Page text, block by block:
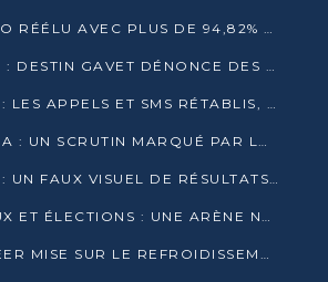
SASSOU N’GUESSO RÉÉLU AVEC PLUS DE 94,82% DES VOIX
PRÉSIDENTIELLE : DESTIN GAVET DÉNONCE DES IRRÉGULARITÉS ET REVENDIQUE LA VICTOIRE
PRÉSIDENTIELLE : LES APPELS ET SMS RÉTABLIS, INTERNET RESTE BLOQUÉ
PRÉSIDENTIELLE A : UN SCRUTIN MARQUÉ PAR LA COUPURE D’INTERNET ET UNE AFFLUENCE TIMIDE À BRAZZAVILLE
PRÉSIDENTIELLE : UN FAUX VISUEL DE RÉSULTATS CIRCULE
RÉSEAUX SOCIAUX ET ÉLECTIONS : UNE ARÈNE NUMÉRIQUE EN PLEINE MUTATION AU CONGO
À FREETOWN, MEER MISE SUR LE REFROIDISSEMENT PASSIF FACE À LA CHALEUR EXTRÊME